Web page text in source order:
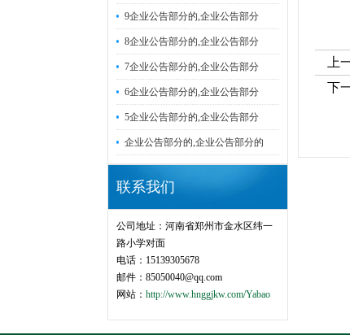
9企业公告部分的,企业公告部分
8企业公告部分的,企业公告部分
7企业公告部分的,企业公告部分
6企业公告部分的,企业公告部分
5企业公告部分的,企业公告部分
企业公告部分的,企业公告部分的
联系我们
公司地址：河南省郑州市金水区纬一
路小学对面
电话：15139305678
邮件：85050040@qq.com
网站： http://www.hnggjkw.com/Yabao
上
下